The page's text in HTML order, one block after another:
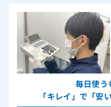
毎日使う
「キレイ」で「安